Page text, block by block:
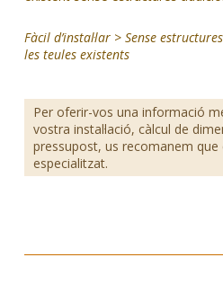
Fàcil d’instal·lar > Sense
les teules existents
Per oferir-vos una informació
vostra instal·lació, càlcul de
pressupost, us recomanem
especialitzat.